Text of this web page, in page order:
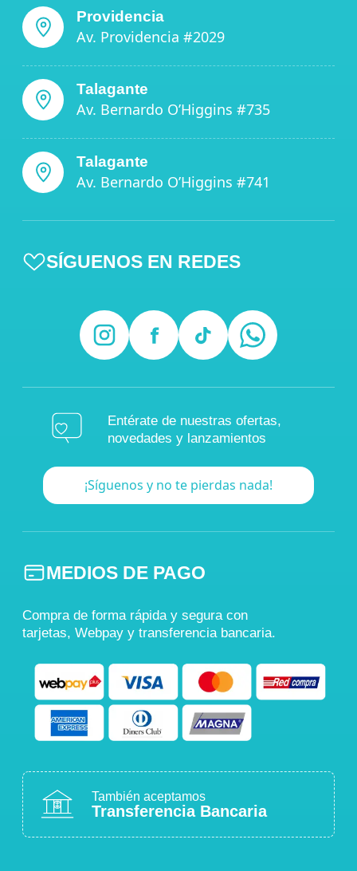
Providencia
Av. Providencia #2029
Talagante
Av. Bernardo O’Higgins #735
Talagante
Av. Bernardo O’Higgins #741
SÍGUENOS EN REDES
Entérate de nuestras ofertas,
novedades y lanzamientos
¡Síguenos y no te pierdas nada!
MEDIOS DE PAGO
Compra de forma rápida y segura con
tarjetas, Webpay y transferencia bancaria.
También aceptamos
Transferencia Bancaria